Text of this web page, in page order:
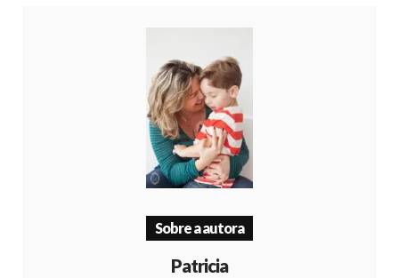
Sobre a autora
Patricia